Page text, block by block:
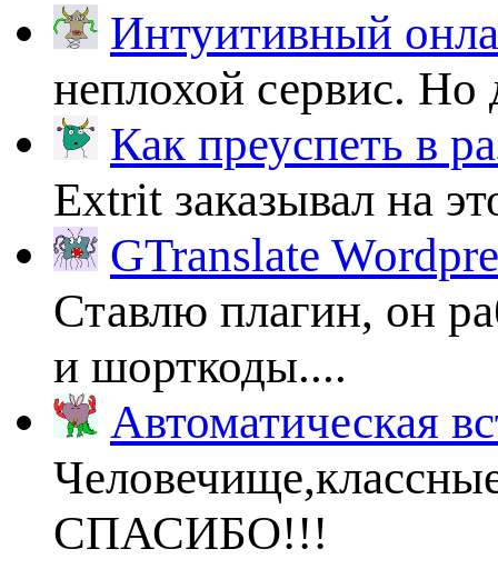
Интуитивный
неплохой сервис.
Как преуспеть в
Extrit заказывал на
GTranslate
Ставлю плагин, он
и шорткоды....
Автоматическая
СПАСИБО!!!